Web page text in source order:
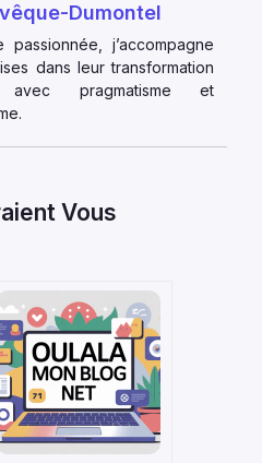
Dumontel
passionnée, j’accompagne
dans leur transformation
avec pragmatisme et
Vous